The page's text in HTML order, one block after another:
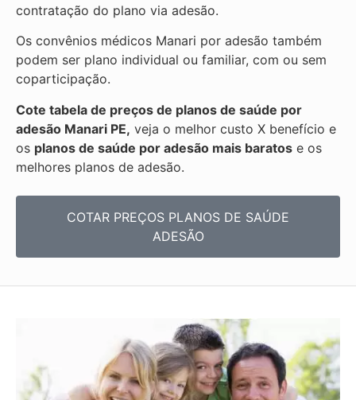
contratação do plano via adesão.
Os convênios médicos Manari por adesão também
podem ser plano individual ou familiar, com ou sem
coparticipação.
Cote tabela de preços de planos de saúde por
adesão Manari PE, veja o melhor custo X benefício e
os planos de saúde por adesão mais baratos e os
melhores planos de adesão.
COTAR PREÇOS PLANOS DE SAÚDE
ADESÃO